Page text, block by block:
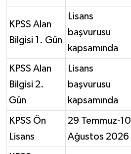
KPSS Alan
Bilgisi 1. Gün
Lisans
başvurusu
kapsamında
KPSS Alan
Bilgisi 2.
Gün
Lisans
başvurusu
kapsamında
KPSS Ön
Lisans
29 Temmuz-10
Ağustos 2026